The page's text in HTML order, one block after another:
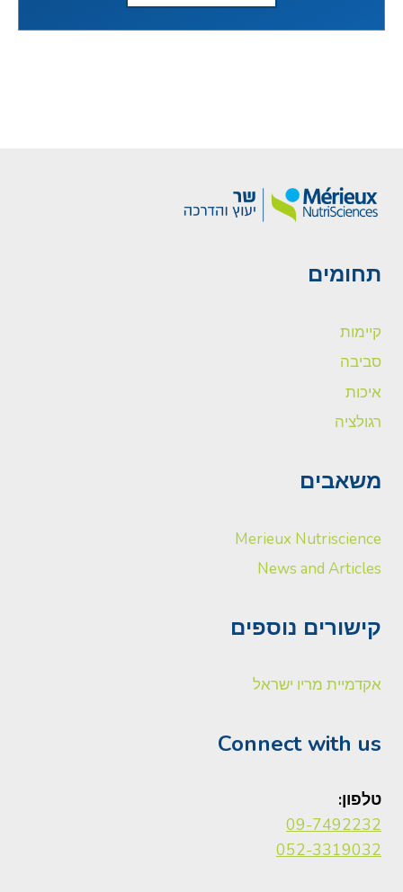
תחומים
קיימות
סביבה
איכות
רגולציה
משאבים
Merieux Nutriscience
News and Articles
קישורים נוספים
אקדמיית מריו ישראל
Connect with us
טלפון:
09-7492232
052-3319032